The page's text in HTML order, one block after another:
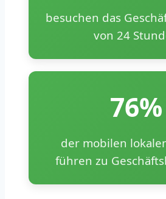
besuchen das
von 24
76%
der mobilen
führen zu